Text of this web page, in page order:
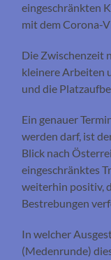
eingeschränkten
mit dem Corona-
Die Zwischenzeit
kleinere Arbeiten
und die
Ein genauer
werden darf, ist
Blick nach
eingeschränktes
weiterhin positiv,
Bestrebungen
In welcher
(Medenrunde)